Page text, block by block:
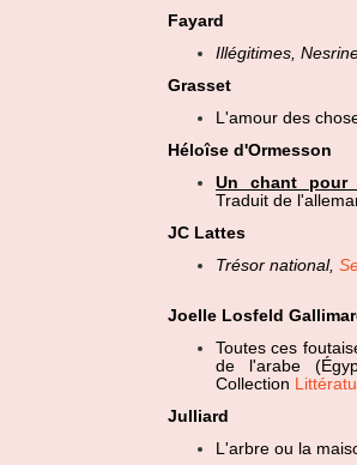
Fayard
Illégitimes,
Grasset
L'amour des
Héloîse d'Ormesson
Un chant
Traduit de
JC Lattes
Trésor national,
Joelle Losfeld
Toutes ces
de l'arabe
Collection
Julliard
L'arbre ou la